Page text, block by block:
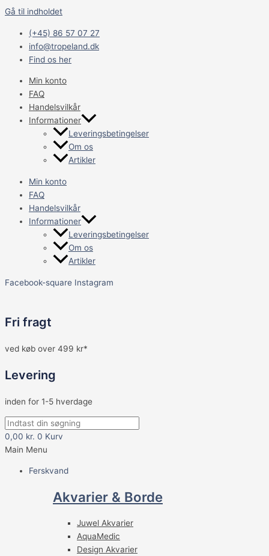
Gå til indholdet
(+45) 86 57 07 27
info@tropeland.dk
Find os her
Min konto
FAQ
Handelsvilkår
Informationer
Leveringsbetingelser
Om os
Artikler
Min konto
FAQ
Handelsvilkår
Informationer
Leveringsbetingelser
Om os
Artikler
Facebook-square Instagram
Fri fragt
ved køb over 499 kr*
Levering
inden for 1-5 hverdage
0,00 kr. 0 Kurv
Main Menu
Ferskvand
Akvarier & Borde
Juwel Akvarier
AquaMedic
Design Akvarier